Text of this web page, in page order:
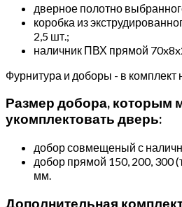
дверное полотно
коробка из
2,5 шт.;
наличник ПВХ прямой
Фурнитура и доборы - в комплект
Размер добора, которым
укомплектовать дверь:
добор совмещеный с
добор прямой 150, 200, 300
мм.
Дополнительная